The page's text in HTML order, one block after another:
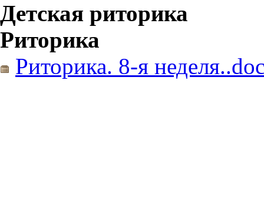
Детская риторика
Риторика
Риторика. 8-я